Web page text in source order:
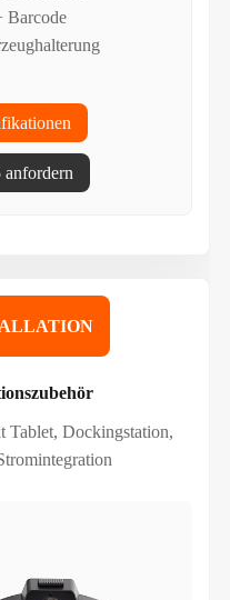
Barcode
Tablet, Dockingstation,